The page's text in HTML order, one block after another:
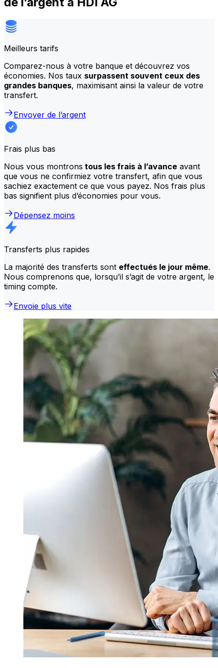
Meilleurs tarifs
Comparez-nous à votre banque et découvrez vos
économies. Nos taux surpassent souvent ceux des
grandes banques, maximisant ainsi la valeur de votre
transfert.
Envoyer de l’argent
Frais plus bas
Nous vous montrons tous les frais à l’avance avant
que vous ne confirmiez votre transfert, afin que vous
sachiez exactement ce que vous payez. Nos frais plus
bas signifient plus d’économies pour vous.
Dépensez moins
Transferts plus rapides
La majorité des transferts sont effectués le jour même.
Nous comprenons que, lorsqu’il s’agit de votre argent, le
timing compte.
Envoie plus vite